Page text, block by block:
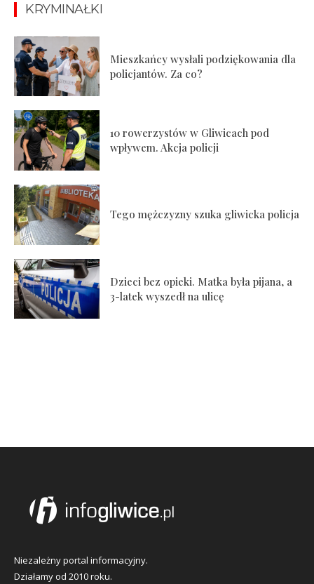
KRYMINAŁKI
Mieszkańcy wysłali podziękowania dla
policjantów. Za co?
10 rowerzystów w Gliwicach pod
wpływem. Akcja policji
Tego mężczyzny szuka gliwicka policja
Dzieci bez opieki. Matka była pijana, a
3-latek wyszedł na ulicę
Niezależny portal informacyjny.
Działamy od 2010 roku.